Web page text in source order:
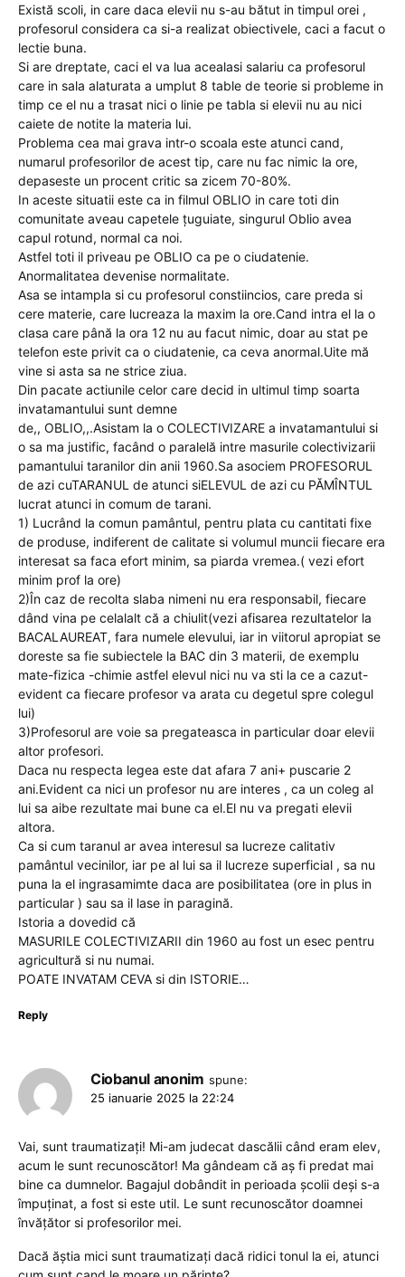
Există scoli, in care daca elevii nu s-au bătut in timpul orei ,
profesorul considera ca si-a realizat obiectivele, caci a facut o
lectie buna.
Si are dreptate, caci el va lua acealasi salariu ca profesorul
care in sala alaturata a umplut 8 table de teorie si probleme in
timp ce el nu a trasat nici o linie pe tabla si elevii nu au nici
caiete de notite la materia lui.
Problema cea mai grava intr-o scoala este atunci cand,
numarul profesorilor de acest tip, care nu fac nimic la ore,
depaseste un procent critic sa zicem 70-80%.
In aceste situatii este ca in filmul OBLIO in care toti din
comunitate aveau capetele țuguiate, singurul Oblio avea
capul rotund, normal ca noi.
Astfel toti il priveau pe OBLIO ca pe o ciudatenie.
Anormalitatea devenise normalitate.
Asa se intampla si cu profesorul constiincios, care preda si
cere materie, care lucreaza la maxim la ore.Cand intra el la o
clasa care până la ora 12 nu au facut nimic, doar au stat pe
telefon este privit ca o ciudatenie, ca ceva anormal.Uite mă
vine si asta sa ne strice ziua.
Din pacate actiunile celor care decid in ultimul timp soarta
invatamantului sunt demne
de,, OBLIO,,.Asistam la o COLECTIVIZARE a invatamantului si
o sa ma justific, facând o paralelă intre masurile colectivizarii
pamantului taranilor din anii 1960.Sa asociem PROFESORUL
de azi cuTARANUL de atunci siELEVUL de azi cu PĂMÎNTUL
lucrat atunci in comum de tarani.
1) Lucrând la comun pamântul, pentru plata cu cantitati fixe
de produse, indiferent de calitate si volumul muncii fiecare era
interesat sa faca efort minim, sa piarda vremea.( vezi efort
minim prof la ore)
2)În caz de recolta slaba nimeni nu era responsabil, fiecare
dând vina pe celalalt că a chiulit(vezi afisarea rezultatelor la
BACALAUREAT, fara numele elevului, iar in viitorul apropiat se
doreste sa fie subiectele la BAC din 3 materii, de exemplu
mate-fizica -chimie astfel elevul nici nu va sti la ce a cazut-
evident ca fiecare profesor va arata cu degetul spre colegul
lui)
3)Profesorul are voie sa pregateasca in particular doar elevii
altor profesori.
Daca nu respecta legea este dat afara 7 ani+ puscarie 2
ani.Evident ca nici un profesor nu are interes , ca un coleg al
lui sa aibe rezultate mai bune ca el.El nu va pregati elevii
altora.
Ca si cum taranul ar avea interesul sa lucreze calitativ
pamântul vecinilor, iar pe al lui sa il lucreze superficial , sa nu
puna la el ingrasamimte daca are posibilitatea (ore in plus in
particular ) sau sa il lase in paragină.
Istoria a dovedid că
MASURILE COLECTIVIZARII din 1960 au fost un esec pentru
agricultură si nu numai.
POATE INVATAM CEVA si din ISTORIE…
Reply
Ciobanul anonim spune:
25 ianuarie 2025 la 22:24
Vai, sunt traumatizați! Mi-am judecat dascălii când eram elev,
acum le sunt recunoscător! Ma gândeam că aș fi predat mai
bine ca dumnelor. Bagajul dobândit in perioada școlii deși s-a
împuținat, a fost si este util. Le sunt recunoscător doamnei
învățător si profesorilor mei.
Dacă ăștia mici sunt traumatizați dacă ridici tonul la ei, atunci